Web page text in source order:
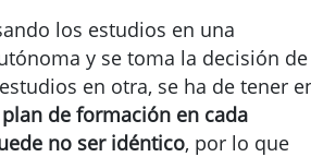
los estudios en una
y se toma la decisión de
en otra, se ha de tener
de formación en cada
no ser idéntico, por lo que